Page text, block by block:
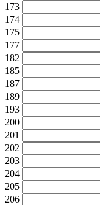
173
174
175
177
182
185
187
189
193
200
201
202
203
204
205
206